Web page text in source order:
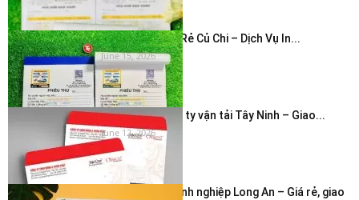
In Hóa Đơn Giá Rẻ Củ Chi – Dịch Vụ In...
June 15, 2026
In bao thư công ty vận tải Tây Ninh – Giao...
June 12, 2026
In phong bì doanh nghiệp Long An – Giá rẻ, giao